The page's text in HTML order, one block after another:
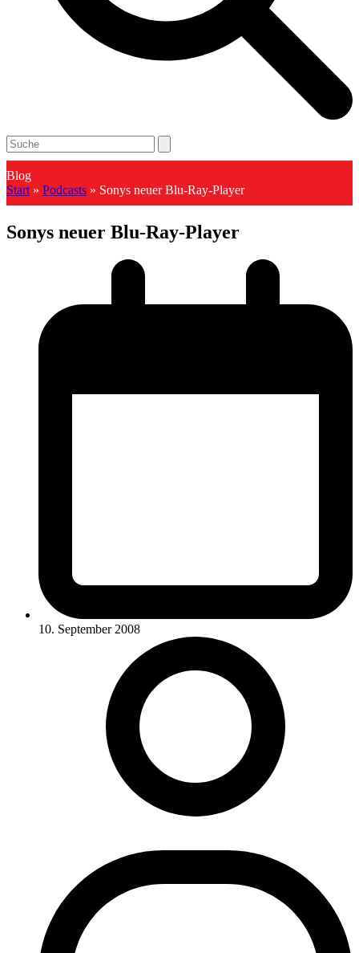
Open
mobile
menu
Close
mobile
menu
Search
Blog
Start » Podcasts » Sonys neuer Blu-Ray-Player
Sonys neuer Blu-Ray-Player
10. September 2008